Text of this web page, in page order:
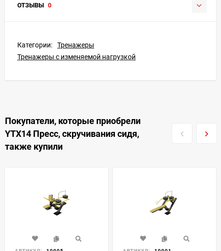
ОТЗЫВЫ 0
Категории:
Тренажеры
Тренажеры с изменяемой нагрузкой
Покупатели, которые приобрели
YTX14 Пресс, скручивания сидя,
также купили